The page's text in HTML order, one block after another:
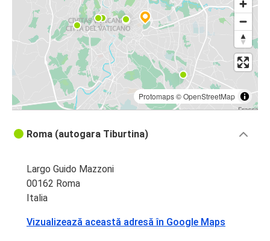
Protomaps©OpenStreetMap
Roma (autogara Tiburtina)
Largo Guido Mazzoni
00162 Roma
Italia
Vizualizează această adresă în Google Maps